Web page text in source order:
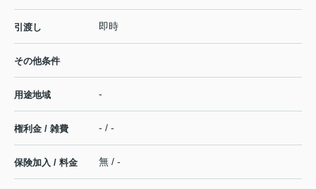
引渡し 即時
その他条件
用途地域 -
権利金 / 雑費 - / -
保険加入 / 料金 無 / -